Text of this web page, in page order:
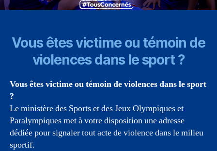
Vous êtes victime ou témoin de
violences dans le sport ?
Vous êtes victime ou témoin de violences dans le sport
?
Le ministère des Sports et des Jeux Olympiques et
Paralympiques met à votre disposition une adresse
dédiée pour signaler tout acte de violence dans le milieu
sportif.